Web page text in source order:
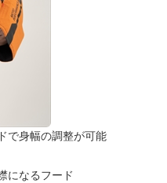
で身幅の調整が可能
になるフード